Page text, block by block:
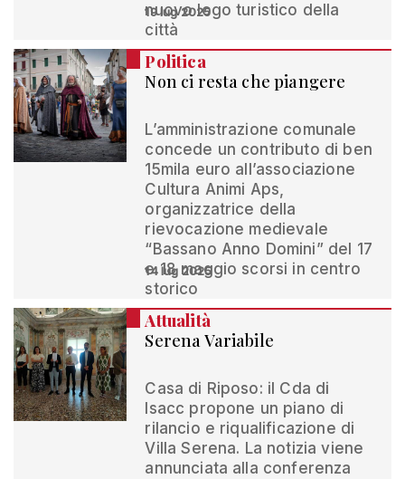
nuovo logo turistico della
città
19 lug 2025
Politica
Non ci resta che piangere
L’amministrazione comunale
concede un contributo di ben
15mila euro all’associazione
Cultura Animi Aps,
organizzatrice della
rievocazione medievale
“Bassano Anno Domini” del 17
e 18 maggio scorsi in centro
storico
14 lug 2025
Attualità
Serena Variabile
Casa di Riposo: il Cda di
Isacc propone un piano di
rilancio e riqualificazione di
Villa Serena. La notizia viene
annunciata alla conferenza